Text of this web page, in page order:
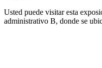
Usted puede visitar esta
administrativo B, donde se